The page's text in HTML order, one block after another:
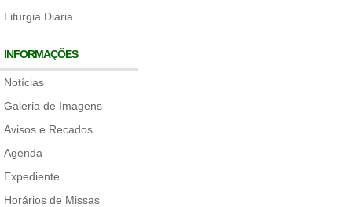
Liturgia Diária
INFORMAÇÕES
Notícias
Galeria de Imagens
Avisos e Recados
Agenda
Expediente
Horários de Missas